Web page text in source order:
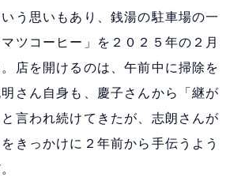
う思いもあり、銭湯の駐車場の一
ツコーヒー」を２０２５年の２月
店を開けるのは、午前中に掃除を
さん自身も、慶子さんから「継が
言われ続けてきたが、志朗さんが
きっかけに２年前から手伝うよう